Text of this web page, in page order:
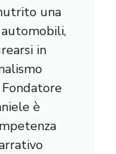
una
in
è